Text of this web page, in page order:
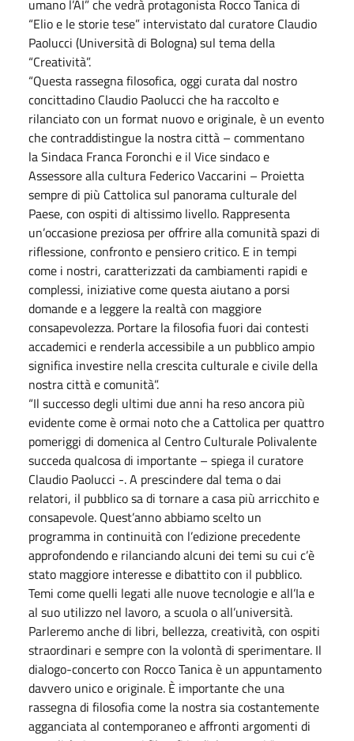
umano l’AI” che vedrà protagonista Rocco Tanica di
“Elio e le storie tese” intervistato dal curatore Claudio
Paolucci (Università di Bologna) sul tema della
“Creatività”.
“Questa rassegna filosofica, oggi curata dal nostro
concittadino Claudio Paolucci che ha raccolto e
rilanciato con un format nuovo e originale, è un evento
che contraddistingue la nostra città – commentano
la Sindaca Franca Foronchi e il Vice sindaco e
Assessore alla cultura Federico Vaccarini – Proietta
sempre di più Cattolica sul panorama culturale del
Paese, con ospiti di altissimo livello. Rappresenta
un’occasione preziosa per offrire alla comunità spazi di
riflessione, confronto e pensiero critico. E in tempi
come i nostri, caratterizzati da cambiamenti rapidi e
complessi, iniziative come questa aiutano a porsi
domande e a leggere la realtà con maggiore
consapevolezza. Portare la filosofia fuori dai contesti
accademici e renderla accessibile a un pubblico ampio
significa investire nella crescita culturale e civile della
nostra città e comunità”.
“Il successo degli ultimi due anni ha reso ancora più
evidente come è ormai noto che a Cattolica per quattro
pomeriggi di domenica al Centro Culturale Polivalente
succeda qualcosa di importante – spiega il curatore
Claudio Paolucci -. A prescindere dal tema o dai
relatori, il pubblico sa di tornare a casa più arricchito e
consapevole. Quest’anno abbiamo scelto un
programma in continuità con l’edizione precedente
approfondendo e rilanciando alcuni dei temi su cui c’è
stato maggiore interesse e dibattito con il pubblico.
Temi come quelli legati alle nuove tecnologie e all’Ia e
al suo utilizzo nel lavoro, a scuola o all’università.
Parleremo anche di libri, bellezza, creatività, con ospiti
straordinari e sempre con la volontà di sperimentare. Il
dialogo-concerto con Rocco Tanica è un appuntamento
davvero unico e originale. È importante che una
rassegna di filosofia come la nostra sia costantemente
agganciata al contemporaneo e affronti argomenti di